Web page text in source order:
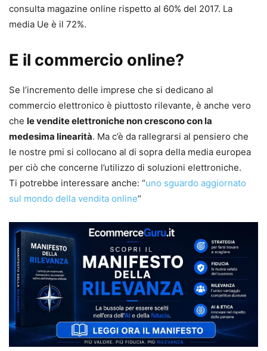
consulta magazine online rispetto al 60% del 2017. La
media Ue è il 72%.
E il commercio online?
Se l’incremento delle imprese che si dedicano al
commercio elettronico è piuttosto rilevante, è anche vero
che le vendite elettroniche non crescono con la
medesima linearità. Ma c’è da rallegrarsi al pensiero che
le nostre pmi si collocano al di sopra della media europea
per ciò che concerne l’utilizzo di soluzioni elettroniche.
Ti potrebbe interessare anche: “uno sguardo aggiornato
sul mondo della vendita online“